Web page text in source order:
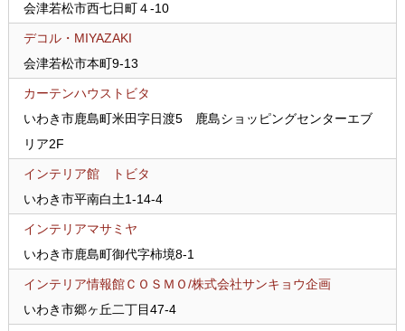
会津若松市西七日町４-10
デコル・MIYAZAKI
会津若松市本町9-13
カーテンハウストビタ
いわき市鹿島町米田字日渡5 鹿島ショッピングセンターエブ
リア2F
インテリア館 トビタ
いわき市平南白土1-14-4
インテリアマサミヤ
いわき市鹿島町御代字柿境8-1
インテリア情報館ＣＯＳＭＯ/株式会社サンキョウ企画
いわき市郷ヶ丘二丁目47-4